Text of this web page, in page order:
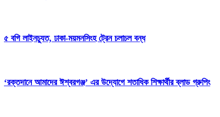
৫ বগি লাইনচ্যুত, ঢাকা-ময়মনসিংহ ট্রেন চলাচল বন্ধ
‘রক্তদানে আমাদের ঈশ্বরগঞ্জ’ এর উদ্যোগে শতাধিক শিক্ষার্থীর ব্লাড গ্রুপিং